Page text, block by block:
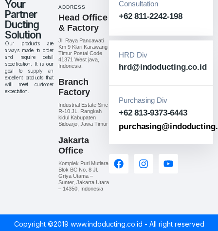
Your
Partner
Ducting
Solution
Our products are
always made to order
and require detail
specification. It is our
goal to supply an
excellent products that
will meet customer
expectation.
ADDRESS
Head Office
& Factory
Jl. Raya Pancawati
Km 9 Klari.Karawang
Timur Postal Code
41371 West java,
Indonesia.
Branch
Factory
Industrial Estate Sirie
R-10 JL. Rangkah
kidul Kabupaten
Sidoarjo, Jawa Timur
Jakarta
Office
Komplek Puri Mutiara
Blok BC No. 8 Jl.
Griya Utama –
Sunter, Jakarta Utara
– 14350, Indonesia
Consultation
+62 811-2242-198
HRD Div
hrd@indoducting.co.id
Purchasing Div
+62 813-9373-6443
Copyright ©2019 www.indoducting.co.id - All right reserved